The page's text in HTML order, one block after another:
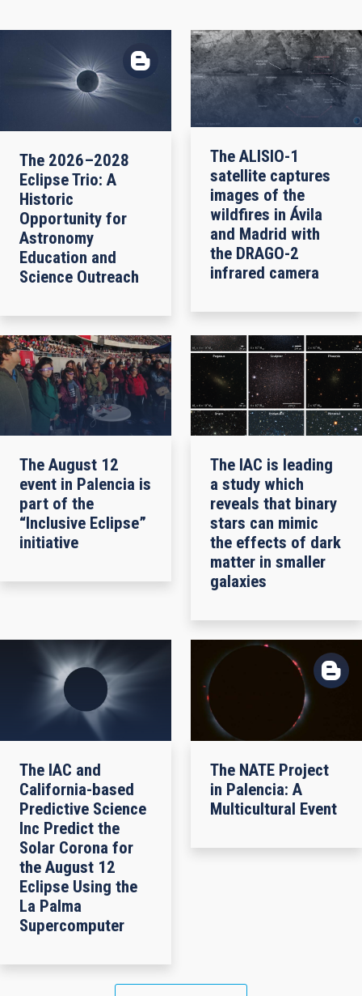
The 2026–2028
Eclipse Trio: A
Historic
Opportunity for
Astronomy
Education and
Science Outreach
The ALISIO-1
satellite captures
images of the
wildfires in Ávila
and Madrid with
the DRAGO-2
infrared camera
The August 12
event in Palencia is
part of the
“Inclusive Eclipse”
initiative
The IAC is leading
a study which
reveals that binary
stars can mimic
the effects of dark
matter in smaller
galaxies
The IAC and
California-based
Predictive Science
Inc Predict the
Solar Corona for
the August 12
Eclipse Using the
La Palma
Supercomputer
The NATE Project
in Palencia: A
Multicultural Event